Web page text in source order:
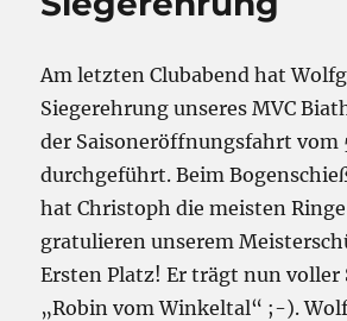
Am letzten Clubabend hat
Siegerehrung unseres MVC
der Saisoneröffnungsfahrt vom
durchgeführt. Beim
hat Christoph die meisten
gratulieren unserem
Ersten Platz! Er trägt nun voller
„Robin vom Winkeltal“ ;-).